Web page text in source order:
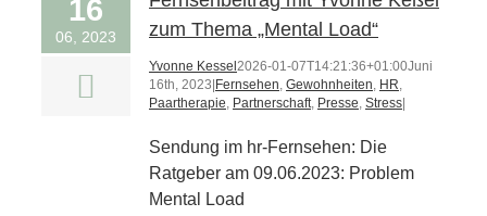
16
06, 2023
zum Thema „Mental Load“
Yvonne Kessel 2026-01-07T14:21:36+01:00Juni
16th, 2023 Fernsehen, Gewohnheiten, HR,
Paartherapie, Partnerschaft, Presse, Stress
Sendung im hr-Fernsehen: Die
Ratgeber am 09.06.2023: Problem
Mental Load